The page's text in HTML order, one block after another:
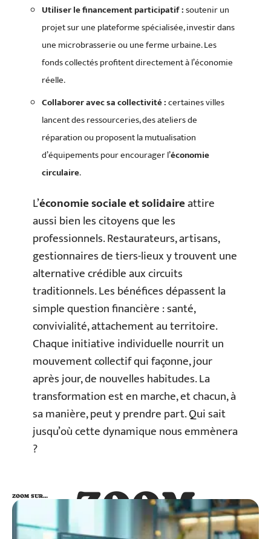
Utiliser le financement participatif :soutenir un
projet sur une plateforme spécialisée, investir dans
une microbrasserie ou une ferme urbaine. Les
fonds collectés profitent directement à l’économie
réelle.
Collaborer avec sa collectivité :certaines villes
lancent des ressourceries, des ateliers de
réparation ou proposent la mutualisation
d’équipements pour encourager l’économie
circulaire.
L’économie sociale et solidaireattire
aussi bien les citoyens que les
professionnels. Restaurateurs, artisans,
gestionnaires de tiers-lieux y trouvent une
alternative crédible aux circuits
traditionnels. Les bénéfices dépassent la
simple question financière : santé,
convivialité, attachement au territoire.
Chaque initiative individuelle nourrit un
mouvement collectif qui façonne, jour
après jour, de nouvelles habitudes. La
transformation est en marche, et chacun, à
sa manière, peut y prendre part. Qui sait
jusqu’où cette dynamique nous emmènera
?
ZOOM
SUR…
ZOOM SUR…